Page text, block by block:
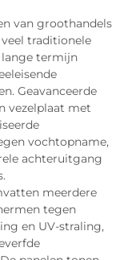
van groothandels
traditionele
lange termijn
Geavanceerde
vezelplaat met
vochtopname,
achteruitgang
meerdere
tegen
en UV-straling,